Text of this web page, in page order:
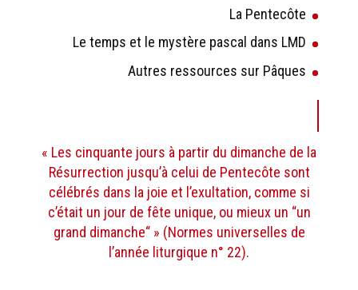
La Pentecôte
Le temps et le mystère pascal dans LMD
Autres ressources sur Pâques
« Les cinquante jours à partir du dimanche de la
Résurrection jusqu’à celui de Pentecôte sont
célébrés dans la joie et l’exultation, comme si
c’était un jour de fête unique, ou mieux un “un
grand dimanche“ » (Normes universelles de
l’année liturgique n° 22).